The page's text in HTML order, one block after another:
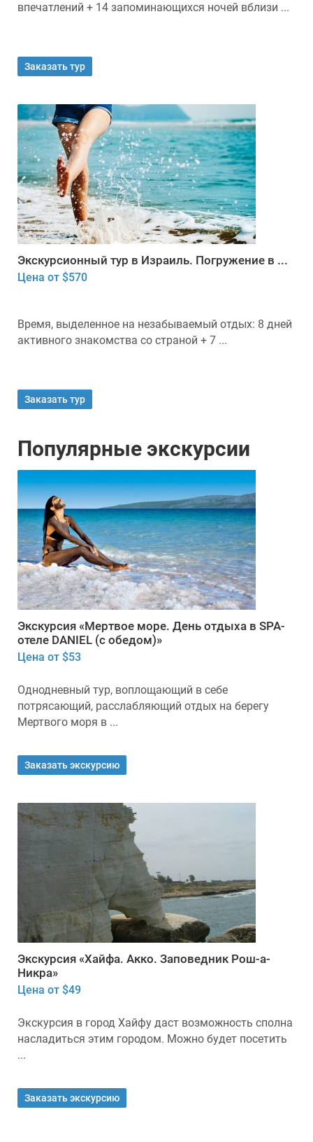
впечатлений + 14 запоминающихся ночей вблизи ...
Заказать тур
Экскурсионный тур в Израиль. Погружение в ...
Цена от $570
Время, выделенное на незабываемый отдых: 8 дней
активного знакомства со страной + 7 ...
Заказать тур
Популярные экскурсии
Экскурсия «Мертвое море. День отдыха в SPA-
отеле DANIEL (с обедом)»
Цена от $53
Однодневный тур, воплощающий в себе
потрясающий, расслабляющий отдых на берегу
Мертвого моря в ...
Заказать экскурсию
Экскурсия «Хайфа. Акко. Заповедник Рош-а-
Никра»
Цена от $49
Экскурсия в город Хайфу даст возможность сполна
насладиться этим городом. Можно будет посетить
...
Заказать экскурсию